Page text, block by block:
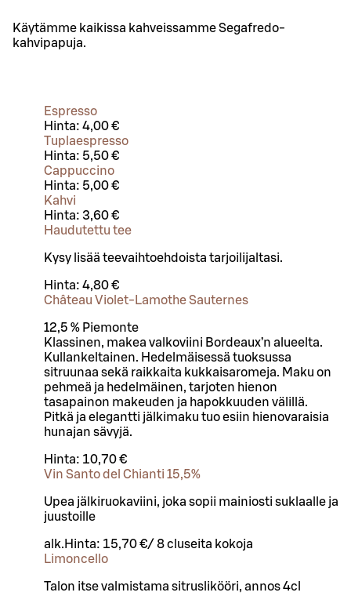
Käytämme kaikissa kahveissamme Segafredo-
kahvipapuja.
Espresso
Hinta: 4,00 €
Tuplaespresso
Hinta: 5,50 €
Cappuccino
Hinta: 5,00 €
Kahvi
Hinta: 3,60 €
Haudutettu tee
Kysy lisää teevaihtoehdoista tarjoilijaltasi.
Hinta: 4,80 €
Château Violet-Lamothe Sauternes
12,5 % Piemonte
Klassinen, makea valkoviini Bordeaux’n alueelta.
Kullankeltainen. Hedelmäisessä tuoksussa
sitruunaa sekä raikkaita kukkaisaromeja. Maku on
pehmeä ja hedelmäinen, tarjoten hienon
tasapainon makeuden ja hapokkuuden välillä.
Pitkä ja elegantti jälkimaku tuo esiin hienovaraisia
hunajan sävyjä.
Hinta: 10,70 €
Vin Santo del Chianti 15,5%
Upea jälkiruokaviini, joka sopii mainiosti suklaalle ja
juustoille
alk. Hinta: 15,70 €/ 8 cl useita kokoja
Limoncello
Talon itse valmistama sitruslikööri, annos 4cl